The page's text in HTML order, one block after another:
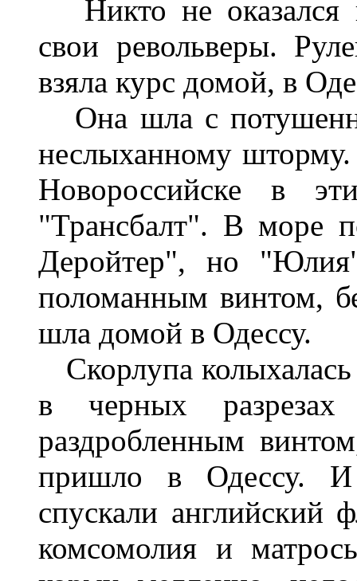
Никто не оказался
свои револьверы.
взяла курс домой, в
Она шла с
неслыханному
Новороссийске в
"Трансбалт". В море
Деройтер", но
поломанным винтом,
шла домой в Одессу.
Скорлупа
в черных
раздробленным
пришло в Одессу. И
спускали английский
комсомолия и